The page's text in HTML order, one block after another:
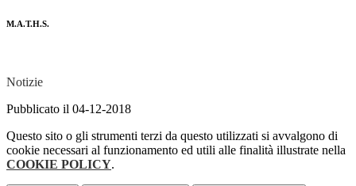
M.A.T.H.S.
Notizie
Pubblicato il 04-12-2018
Questo sito o gli strumenti terzi da questo utilizzati si avvalgono di
cookie necessari al funzionamento ed utili alle finalità illustrate nella
COOKIE POLICY.